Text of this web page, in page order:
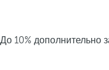
До 10% дополнительно